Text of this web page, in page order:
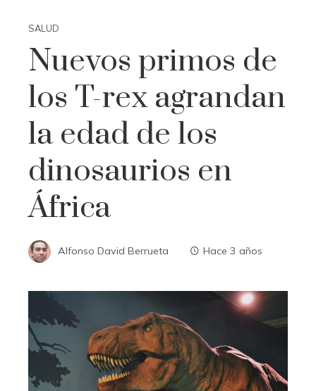
SALUD
Nuevos primos de
los T-rex agrandan
la edad de los
dinosaurios en
África
Alfonso David Berrueta Hace 3 años